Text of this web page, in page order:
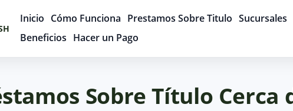
Inicio Cómo Funciona Prestamos Sobre Titulo Sucursales
Beneficios Hacer un Pago
Sobre Título Cerca